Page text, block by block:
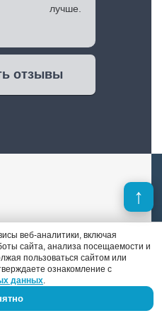
лучше.
отзывы
в штате
который
9 лет.
веб-аналитики, включая
сайта, анализа посещаемости и
пользоваться сайтом или
ознакомление с
данных.